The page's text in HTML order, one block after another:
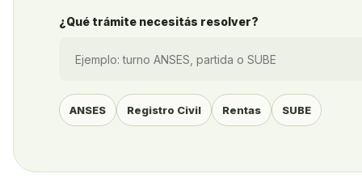
¿Qué trámite necesitás resolver?
ANSES Registro Civil Rentas SUBE